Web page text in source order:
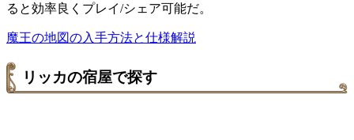
ると効率良くプレイ/シェア可能だ。
魔王の地図の入手方法と仕様解説
リッカの宿屋で探す